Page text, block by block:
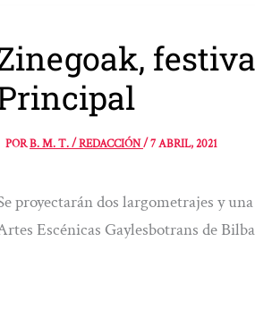
PORB. M. T. / REDACCIÓN/7 ABRIL, 2021
proyectarán dos largometrajes y
Escénicas Gaylesbotrans de